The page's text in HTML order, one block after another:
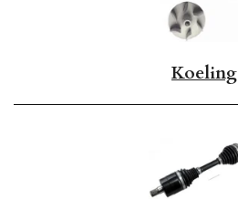
Koeling